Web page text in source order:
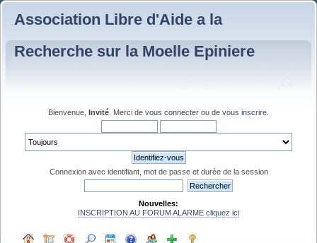
Association Libre d'Aide a la
Recherche sur la Moelle Epiniere
Bienvenue, Invité . Merci de vous connecter ou de vous inscrire
Connexion avec identifiant, mot de passe et durée de la session
Nouvelles:
INSCRIPTION AU FORUM ALARME cliquez ici